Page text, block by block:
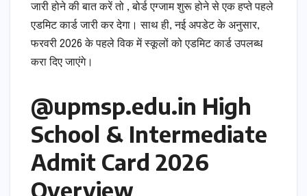
जारी होने की बात करें तो , बोर्ड एग्जाम शुरू होने से एक हप्ते पहले
एडमिट कार्ड जारी कर देगा। साथ ही, नई अपडेट के अनुसार,
फरवरी 2026 के पहले विक में स्कूलों को एडमिट कार्ड उपलब्ध
करा दिए जाएंगे।
@upmsp.edu.in High
School & Intermediate
Admit Card 2026
Overview